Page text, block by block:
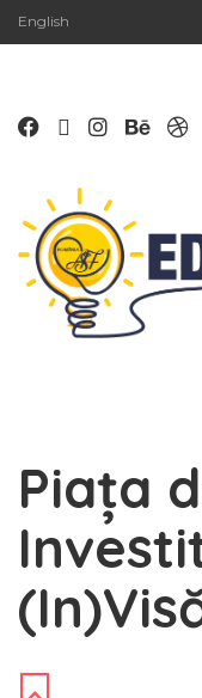
English
Piața